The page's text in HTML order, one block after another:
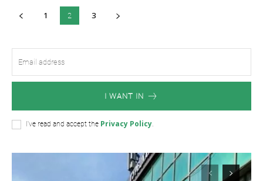
1 2 3
I WANT IN
I've read and accept the Privacy Policy.